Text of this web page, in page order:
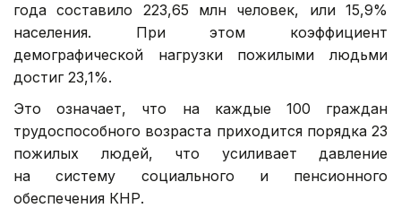
года составило 223,65 млн человек, или 15,9%
населения. При этом коэффициент
демографической нагрузки пожилыми людьми
достиг 23,1%.
Это означает, что на каждые 100 граждан
трудоспособного возраста приходится порядка 23
пожилых людей, что усиливает давление
на систему социального и пенсионного
обеспечения КНР.